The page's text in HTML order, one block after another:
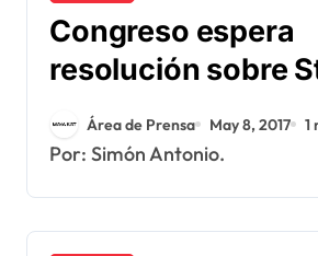
Congreso espera
resolución sobre
de la CC
Área de Prensa May 8, 2017 1
Por: Simón Antonio.